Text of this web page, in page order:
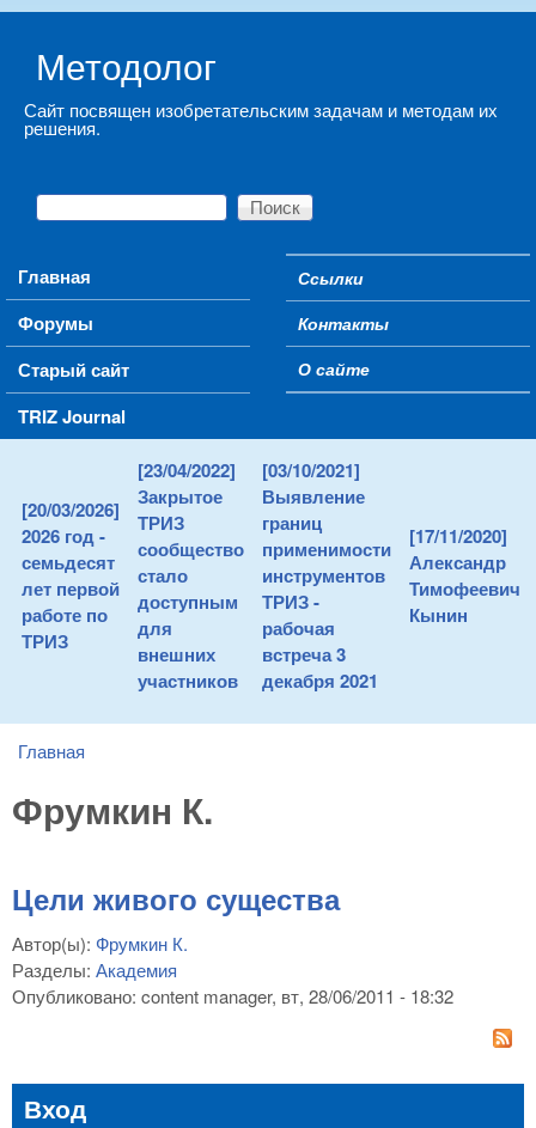
Методолог
Сайт посвящен изобретательским задачам и методам их
решения.
Форма поиска
Поиск
Main menu
Главная
Форумы
Старый сайт
TRIZ Journal
Secondary menu
Ссылки
Контакты
О сайте
[20/03/2026]
2026 год -
семьдесят
лет первой
работе по
ТРИЗ
[23/04/2022]
Закрытое
ТРИЗ
сообщество
стало
доступным
для
внешних
участников
[03/10/2021]
Выявление
границ
применимости
инструментов
ТРИЗ -
рабочая
встреча 3
декабря 2021
[17/11/2020]
Александр
Тимофеевич
Кынин
You are here
Главная
Фрумкин К.
Цели живого существа
Автор(ы): Фрумкин К.
Разделы: Академия
Опубликовано: content manager, вт, 28/06/2011 - 18:32
Вход